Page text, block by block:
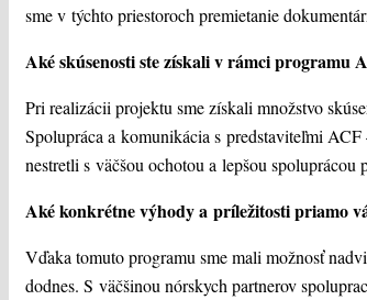
sme v týchto priestoroch premietanie
Aké skúsenosti ste získali v rámci programu
Pri realizácii projektu sme získali množstvo
Spolupráca a komunikácia s predstaviteľmi
nestretli s väčšou ochotou a lepšou
Aké konkrétne výhody a príležitosti priamo
Vďaka tomuto programu sme mali možnosť
dodnes. S väčšinou nórskych partnerov